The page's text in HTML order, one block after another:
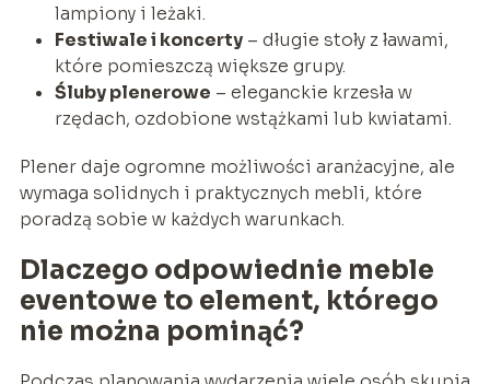
lampiony i leżaki.
Festiwale i koncerty– długie stoły z ławami,
które pomieszczą większe grupy.
Śluby plenerowe – eleganckie krzesła w
rzędach, ozdobione wstążkami lub kwiatami.
Plener daje ogromne możliwości aranżacyjne, ale
wymaga solidnych i praktycznych mebli, które
poradzą sobie w każdych warunkach.
Dlaczego odpowiednie meble
eventowe to element, którego
nie można pominąć?